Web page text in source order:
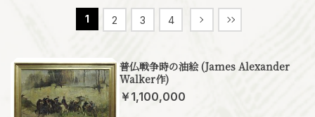
1 2 3 4
普仏戦争時の油絵 (James Alexander
Walker作)
￥1,100,000